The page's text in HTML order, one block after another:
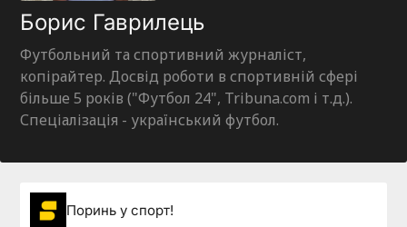
Борис Гаврилець
Футбольний та спортивний журналіст,
копірайтер. Досвід роботи в спортивній сфері
більше 5 років ("Футбол 24", Tribuna.com і т.д.).
Спеціалізація - український футбол.
Поринь у спорт!